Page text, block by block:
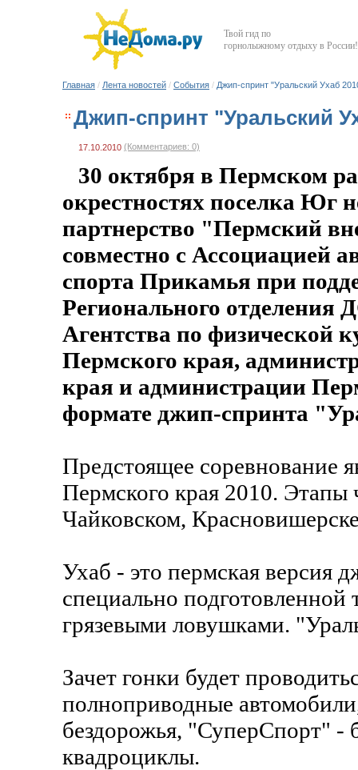
Твой гид по
горнолыжному отдыху в России!
Главная / Лента новостей / События / Джип-спринт "Уральский Ухаб
Джип-спринт "Уральский
17.10.2010 (Комментариев: 0)
30 октября в Пермском
окрестностях поселка Юг
партнерство "Пермский
совместно с Ассоциацией
спорта Прикамья при
Регионального
Агентства по физической
Пермского края,
края и администрации
формате джип-спринта
Предстоящее соревнование
Пермского края 2010. Этапы
Чайковском,
Ухаб - это пермская версия
специально
грязевыми ловушками.
Зачет гонки будет
полноприводные
бездорожья, "СуперСпорт"
квадроциклы.